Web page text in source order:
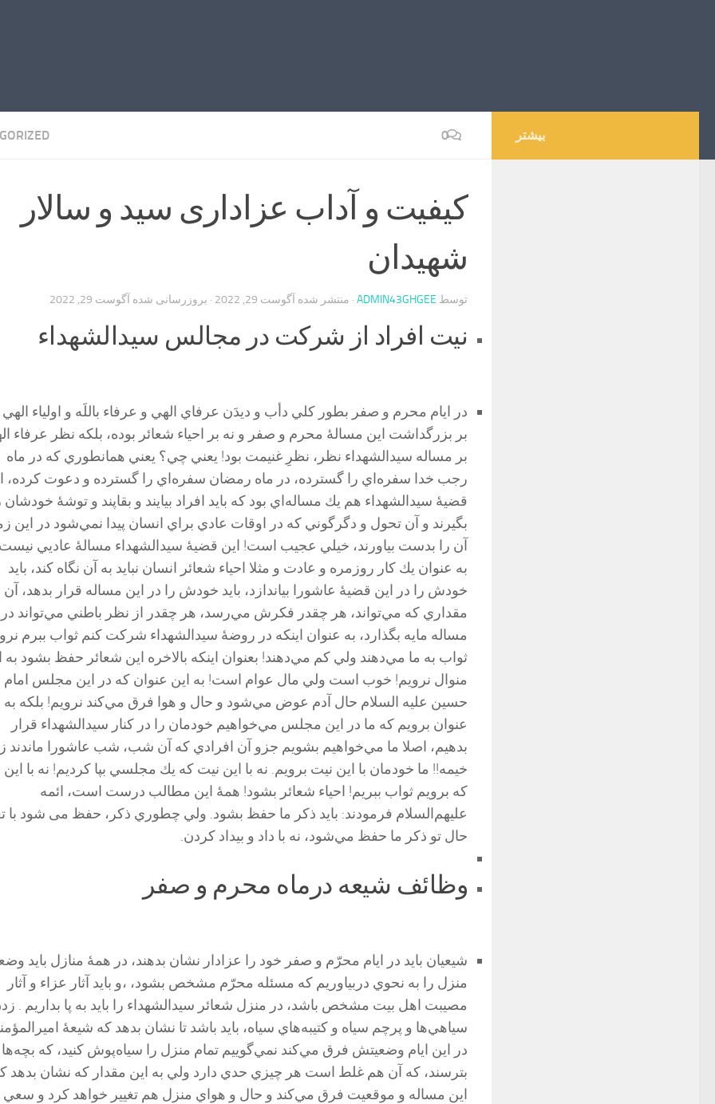
0
کیفیت و آداب عزاداری سید و سالار
شهیدان
توسط ADMIN43GHGEE · منتشر شده آگوست 29, 2022 · بروزرسانی شده آگوست 29, 2022
نيت افراد از شركت در مجالس سيدالشهداء
در ايام محرم و صفر بطور كلي دأب و دیدَن عرفاي الهي و عرفاء باللَه و اولياء الهي
بر بزرگداشت اين مسالۀ محرم و صفر و نه بر احياء شعائر بوده، بلکه نظر عرفاء
بر مساله سيدالشهداء نظر، ‌نظرِ غنيمت بود! يعني چي؟ يعني همانطوري كه در ماه
رجب خدا سفره‌اي را گسترده، در ماه رمضان سفره‌اي را گسترده و دعوت كرده،
قضيۀ سيدالشهداء هم يك مساله‌اي بود كه بايد افراد بيايند و بقاپند و توشۀ خودشان
بگيرند و آن تحول و دگرگوني كه در اوقات عادي براي انسان پيدا نمي‌شود در اين
آن را بدست بیاورند، خيلي عجيب است! اين قضيۀ سيدالشهداء مسالۀ عادیي
به عنوان يك كار روزمره و عادت و مثلا احياء شعائر انسان نبايد به آن نگاه كند، بايد
خودش را در اين قضيۀ عاشورا بياندازد، بايد خودش را در اين مساله قرار بدهد، آن
مقداري كه مي‌تواند، هر چقدر فكرش مي‌رسد، هر چقدر از نظر باطني مي‌تواند در
مساله مايه بگذارد، به عنوان اينكه در روضۀ سيدالشهداء شركت كنم ثواب ببرم
ثواب به ما مي‌دهند ولي كم مي‌دهند! بعنوان اينكه بالاخره اين شعائر حفظ بشود به
منوال نرويم! خوب است ولي مال عوام است! به اين عنوان كه در اين مجلس امام
حسين علیه السلام حال آدم عوض مي‌شود و حال و هوا فرق مي‌كند نرويم! بلکه به
عنوان برويم كه ما در اين مجلس مي‌خواهيم خودمان را در كنار سيدالشهدا‌ء‌ قرار
بدهيم، اصلا ما مي‌خواهيم بشويم جزو آن افرادي كه آن شب،‌ شب عاشورا ماندند
خيمه!! ما خودمان با اين نيت برويم. نه با این نيت كه يك مجلسي بپا كرديم! نه با
كه برويم ثواب ببريم! احياء شعائر بشود! همۀ این مطالب درست است، ائمه
عليهم‌السلام فرمودند: بايد ذكر ما حفظ بشود. ولي چطوري ذكر، حفظ می شود با
حال تو ذكر ما حفظ مي‌شود، نه با داد و بيداد كردن.
وظائف شيعه درماه محرم و صفر
شيعیان بايد در ايام محرّم و صفر خود را عزادار نشان بدهند، در همۀ منازل بايد
منزل را به نحوي دربياوريم كه مسئله محرّم مشخص بشود، ،و باید آثار عزاء و آثار
مصيبت اهل بيت مشخص باشد، در منزل شعائر سيدالشهداء را بايد به پا بداريم .
سياهي‌ها و پرچم سياه و كتيبه‌هاي سياه، بايد باشد تا نشان بدهد كه شيعۀ
در اين ايام وضعيتش فرق مي‌كند نمي‌گوييم تمام منزل را سياه‌پوش كنيد، كه بچه‌ها
بترسند، که آن هم غلط است هر چيزي حدي دارد ولي به این مقدار كه نشان بدهد
این مساله و موقعیت فرق مي‌كند و حال و هواي منزل هم تغيير خواهد كرد و سعي
بیشتر